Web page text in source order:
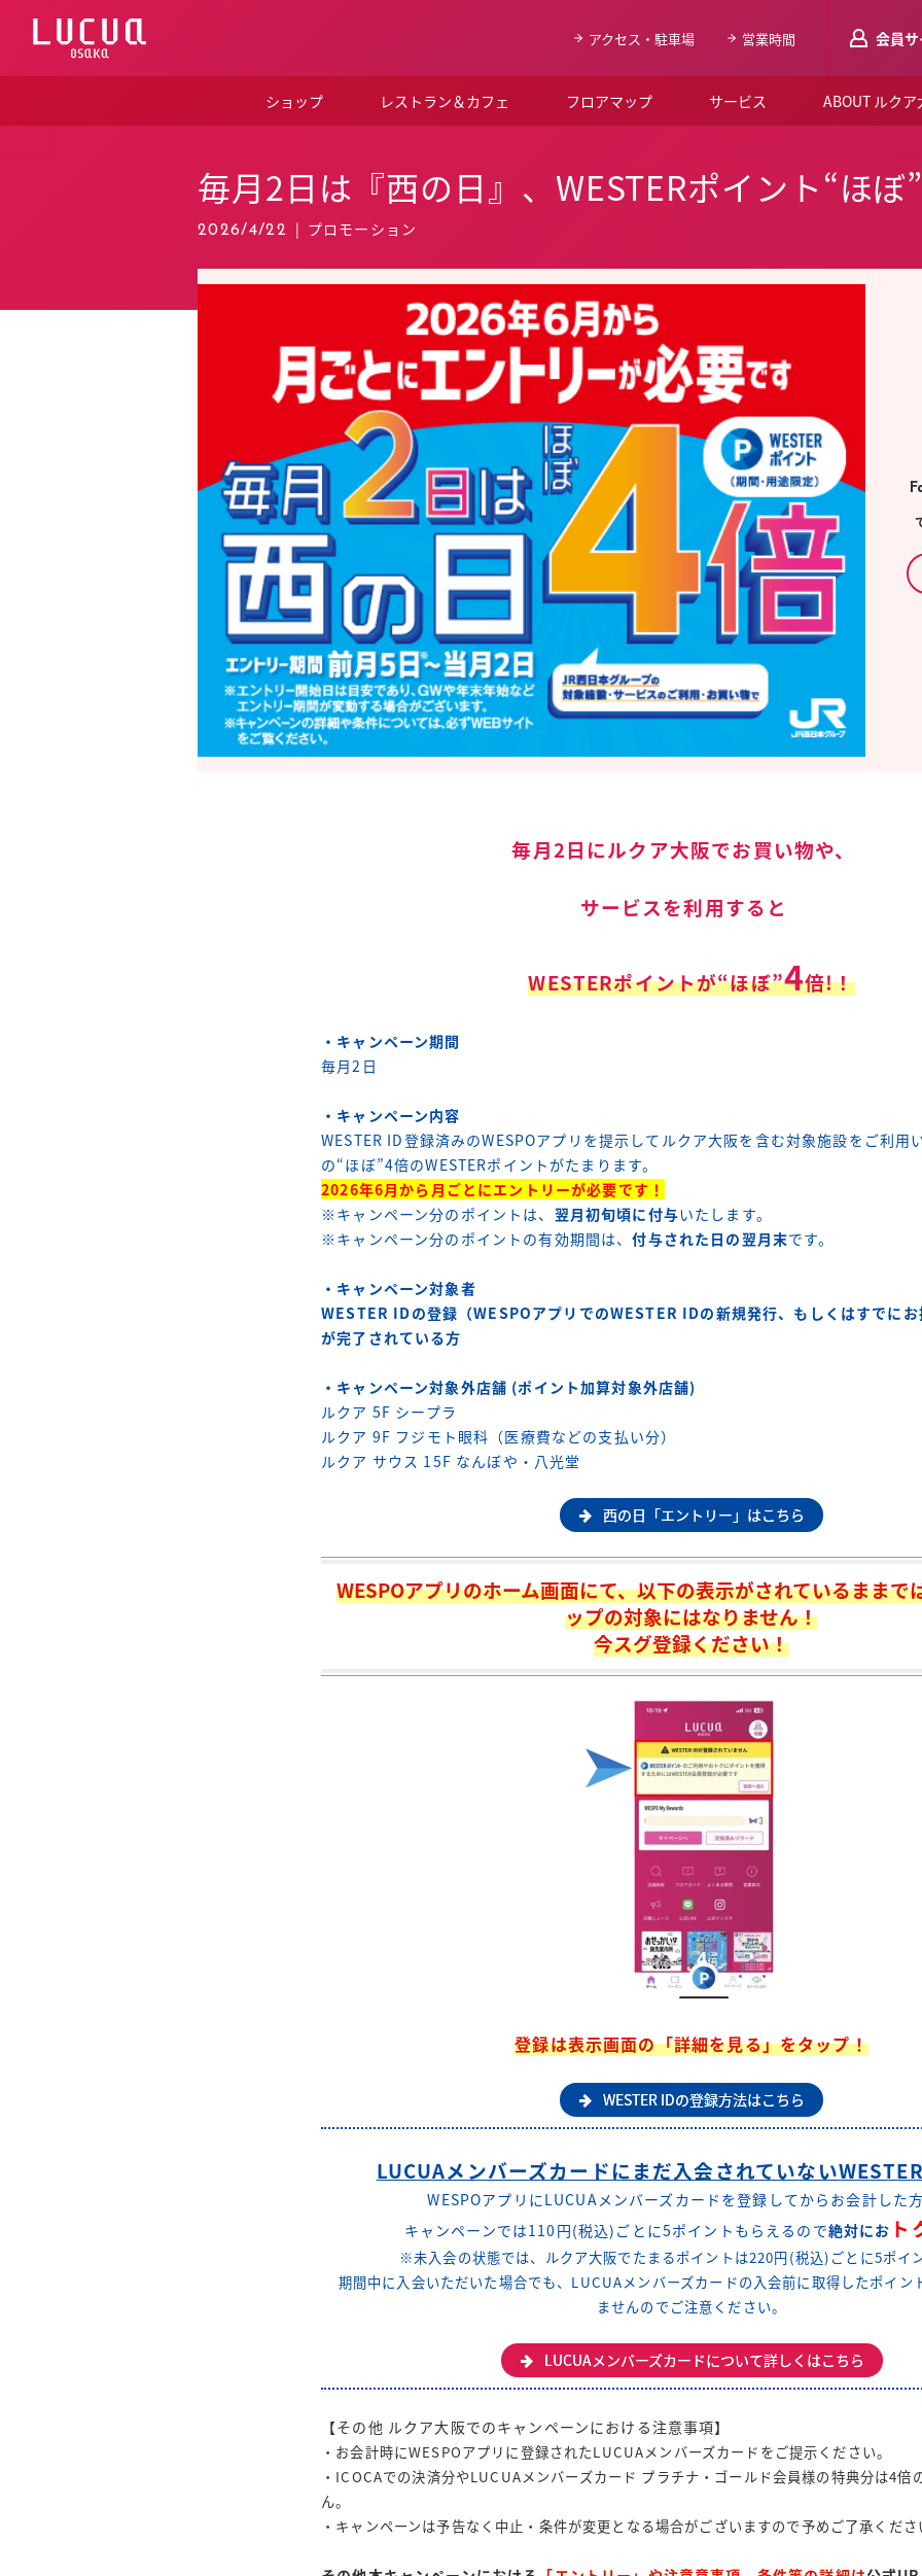
ス
アクセス・駐車場 営業時間 会員
ショップ レストラン＆カフェ フロアマップ サービス ABOUT ルクア
会員登録はこ
よくあるご質問
LUCUAブライダルクラブ
ルクア大阪イベントホール
スタッフ募集（長期で働
スタッフ募集（スポット
方）
毎月2日は『西の日』、WESTERポイント“ほぼ
2026/4/22 | プロモーション
毎月2日にルクア大阪でお買い物や、
サービスを利用すると
WESTERポイントが“ほぼ”4倍!！
・キャンペーン期間
毎月2日
・キャンペーン内容
WESTER ID登録済みのWESPOアプリを提示してルクア大阪を含む対象施設をご利用
の“ほぼ”4倍のWESTERポイントがたまります。
2026年6月から月ごとにエントリーが必要です！
※キャンペーン分のポイントは、 翌月初旬頃に付与いたします。
※キャンペーン分のポイントの有効期間は、付与された日の翌月末です。
・キャンペーン対象者
WESTER IDの登録（WESPOアプリでのWESTER IDの新規発行、もしくはすでにお
が完了されている方
・キャンペーン対象外店舗 (ポイント加算対象外店舗)
ルクア 5F シープラ
ルクア 9F フジモト眼科（医療費などの支払い分）
ルクア サウス 15F なんぼや・八光堂
西の日「エントリー」はこちら
WESPOアプリのホーム画面にて、以下の表示がされているままで
ップの対象にはなりません！
今スグ登録ください！
登録は表示画面の「詳細を見る」をタップ！
WESTER IDの登録方法はこちら
LUCUAメンバーズカードにまだ入会されていない
WESPOアプリにLUCUAメンバーズカードを登録してからお会計した方
キャンペーンでは110円(税込)ごとに5ポイントもらえるので絶対にお ト
※未入会の状態では、ルクア大阪でたまるポイントは220円(税込)ごとに5ポイン
期間中に入会いただいた場合でも、LUCUAメンバーズカードの入会前に取得したポイン
ませんのでご注意ください。
LUCUAメンバーズカードについて詳しくはこちら
【その他 ルクア大阪でのキャンペーンにおける注意事項】
・お会計時にWESPOアプリに登録されたLUCUAメンバーズカードをご提示ください。
・ICOCAでの決済分やLUCUAメンバーズカード プラチナ・ゴールド会員様の特典分は4倍
ん。
・キャンペーンは予告なく中止・条件が変更となる場合がございますので予めご了承くださ